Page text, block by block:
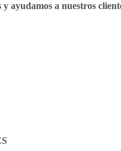
y ayudamos a nuestros